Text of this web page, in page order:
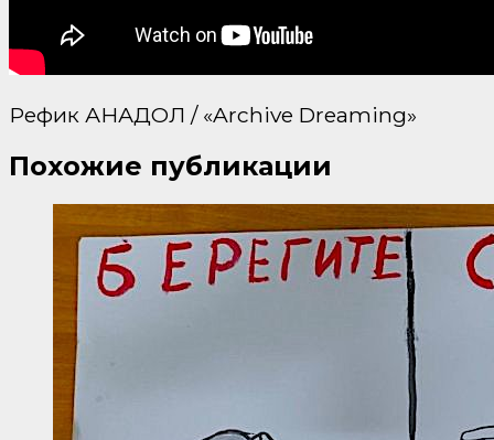
Рефик АНАДОЛ / «Archive Dreaming»
Похожие публикации